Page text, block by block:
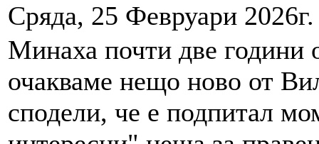
Сряда, 25 Февруари
Минаха почти две години
очакваме нещо ново от
сподели, че е подпитал